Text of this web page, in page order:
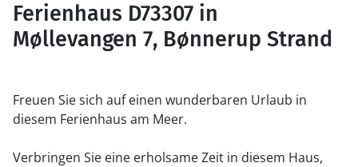
Ferienhaus D73307 in
Møllevangen 7, Bønnerup Strand
Freuen Sie sich auf einen wunderbaren Urlaub in
diesem Ferienhaus am Meer.
Verbringen Sie eine erholsame Zeit in diesem Haus,